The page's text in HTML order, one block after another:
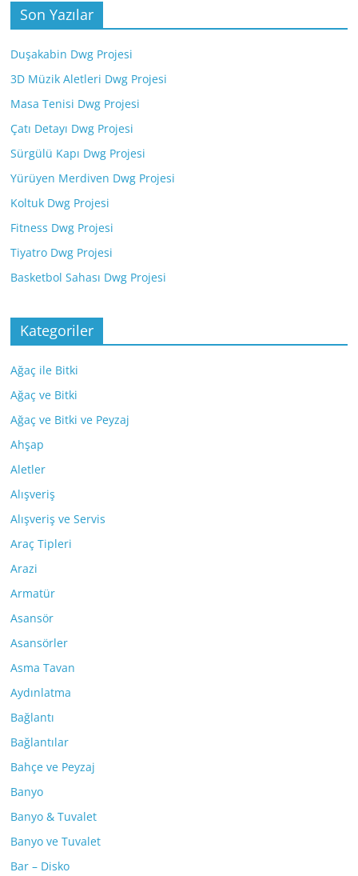
Son Yazılar
Duşakabin Dwg Projesi
3D Müzik Aletleri Dwg Projesi
Masa Tenisi Dwg Projesi
Çatı Detayı Dwg Projesi
Sürgülü Kapı Dwg Projesi
Yürüyen Merdiven Dwg Projesi
Koltuk Dwg Projesi
Fitness Dwg Projesi
Tiyatro Dwg Projesi
Basketbol Sahası Dwg Projesi
Kategoriler
Ağaç ile Bitki
Ağaç ve Bitki
Ağaç ve Bitki ve Peyzaj
Ahşap
Aletler
Alışveriş
Alışveriş ve Servis
Araç Tipleri
Arazi
Armatür
Asansör
Asansörler
Asma Tavan
Aydınlatma
Bağlantı
Bağlantılar
Bahçe ve Peyzaj
Banyo
Banyo & Tuvalet
Banyo ve Tuvalet
Bar – Disko